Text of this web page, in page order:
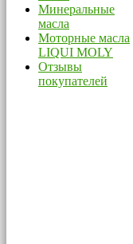
Минеральные
масла
Моторные масла
LIQUI MOLY
Отзывы
покупателей